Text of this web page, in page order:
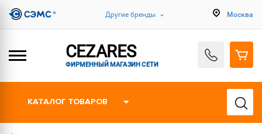
Другие бренды Москва
CEZARES
ФИРМЕННЫЙ МАГАЗИН СЕТИ
КАТАЛОГ ТОВАРОВ